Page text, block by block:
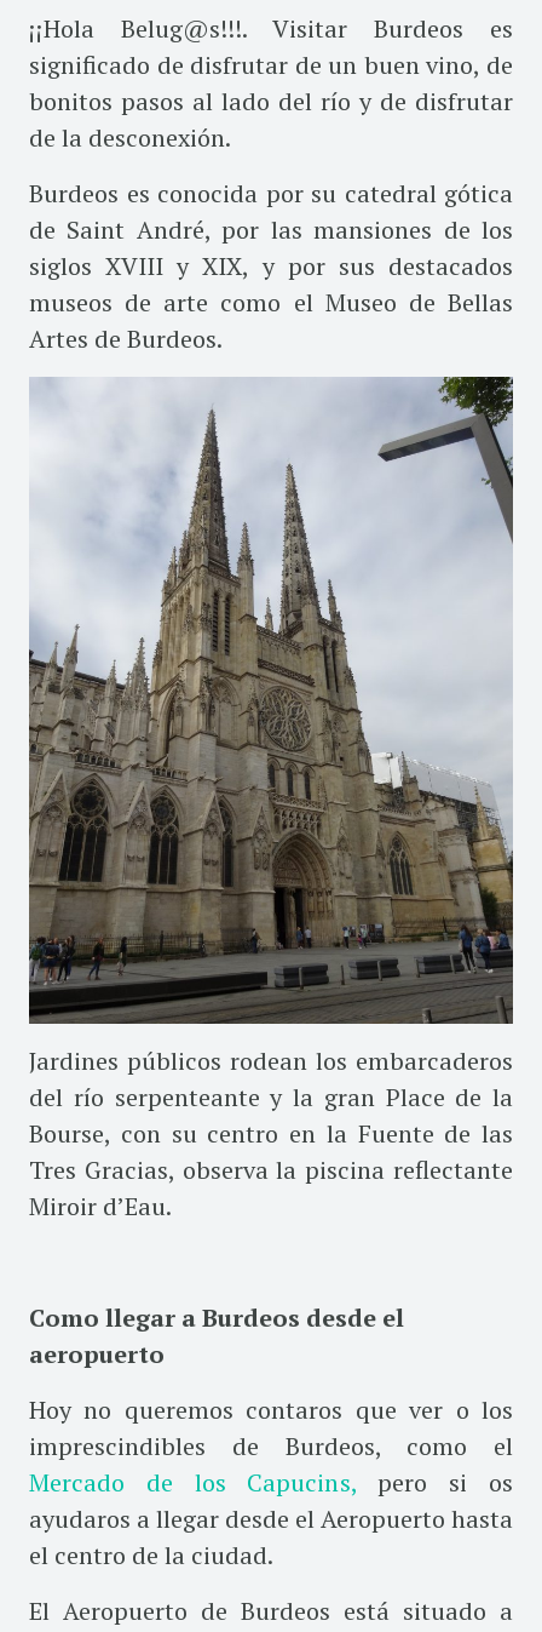
¡¡Hola Belug@s!!!. Visitar Burdeos es
significado de disfrutar de un buen vino, de
bonitos pasos al lado del río y de disfrutar
de la desconexión.
Burdeos es conocida por su catedral gótica
de Saint André, por las mansiones de los
siglos XVIII y XIX, y por sus destacados
museos de arte como el Museo de Bellas
Artes de Burdeos.
Jardines públicos rodean los embarcaderos
del río serpenteante y la gran Place de la
Bourse, con su centro en la Fuente de las
Tres Gracias, observa la piscina reflectante
Miroir d’Eau.
Como llegar a Burdeos desde el
aeropuerto
Hoy no queremos contaros que ver o los
imprescindibles de Burdeos, como el
Mercado de los Capucins, pero si os
ayudaros a llegar desde el Aeropuerto hasta
el centro de la ciudad.
El Aeropuerto de Burdeos está situado a